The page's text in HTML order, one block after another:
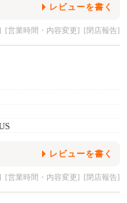
レビューを書く
[営業時間・内容変更] [閉店報告]
レビューを書く
[営業時間・内容変更] [閉店報告]